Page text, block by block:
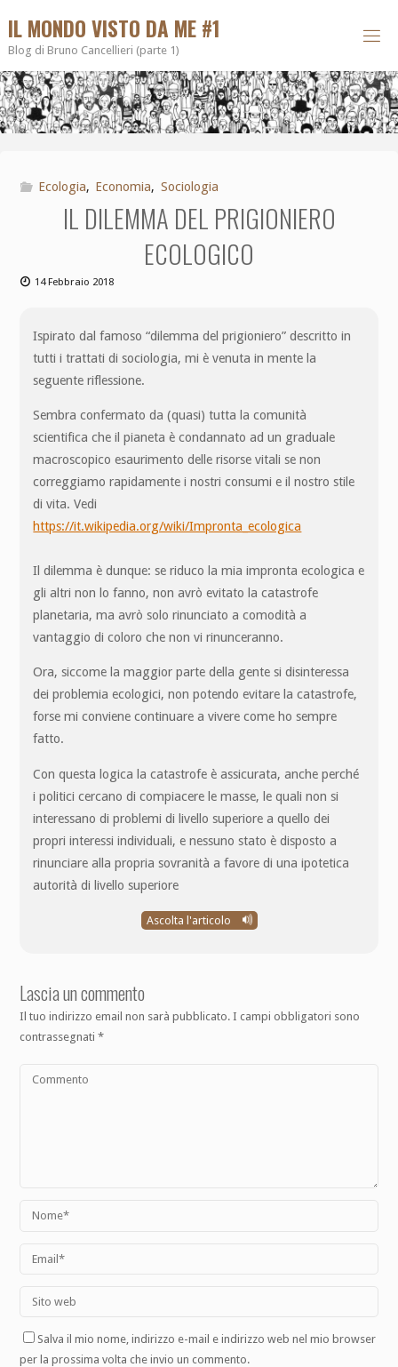
IL MONDO VISTO DA ME #1
Blog di Bruno Cancellieri (parte 1)
Ecologia, Economia, Sociologia
IL DILEMMA DEL PRIGIONIERO
ECOLOGICO
14 Febbraio 2018
Ispirato dal famoso “dilemma del prigioniero” descritto in
tutti i trattati di sociologia, mi è venuta in mente la
seguente riflessione.
Sembra confermato da (quasi) tutta la comunità
scientifica che il pianeta è condannato ad un graduale
macroscopico esaurimento delle risorse vitali se non
correggiamo rapidamente i nostri consumi e il nostro stile
di vita. Vedi
https://it.wikipedia.org/wiki/Impronta_ecologica
Il dilemma è dunque: se riduco la mia impronta ecologica e
gli altri non lo fanno, non avrò evitato la catastrofe
planetaria, ma avrò solo rinunciato a comodità a
vantaggio di coloro che non vi rinunceranno.
Ora, siccome la maggior parte della gente si disinteressa
dei problemia ecologici, non potendo evitare la catastrofe,
forse mi conviene continuare a vivere come ho sempre
fatto.
Con questa logica la catastrofe è assicurata, anche perché
i politici cercano di compiacere le masse, le quali non si
interessano di problemi di livello superiore a quello dei
propri interessi individuali, e nessuno stato è disposto a
rinunciare alla propria sovranità a favore di una ipotetica
autorità di livello superiore
Ascolta l'articolo
Lascia un commento
Il tuo indirizzo email non sarà pubblicato. I campi obbligatori sono
contrassegnati*
Salva il mio nome, indirizzo e-mail e indirizzo web nel mio browser
per la prossima volta che invio un commento.